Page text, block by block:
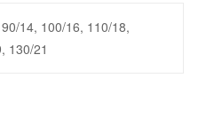
14, 100/16, 110/18,
130/21